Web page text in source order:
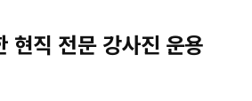
현직 전문 강사진 운용